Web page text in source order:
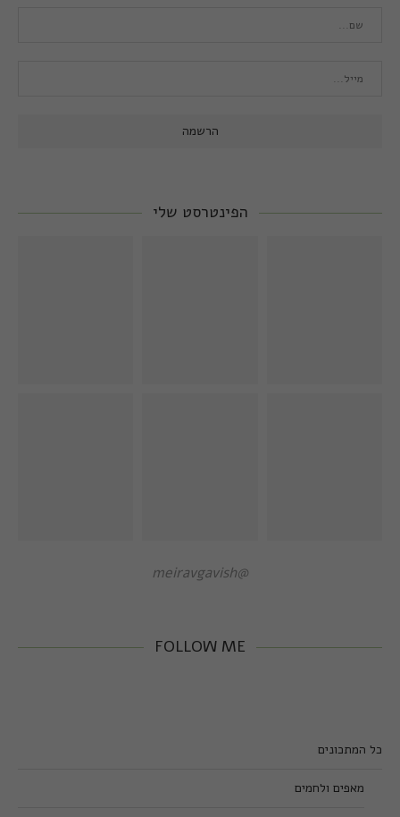
הפינטרסט שלי
@meiravgavish
FOLLOW ME
כל המתכונים
מאפים ולחמים